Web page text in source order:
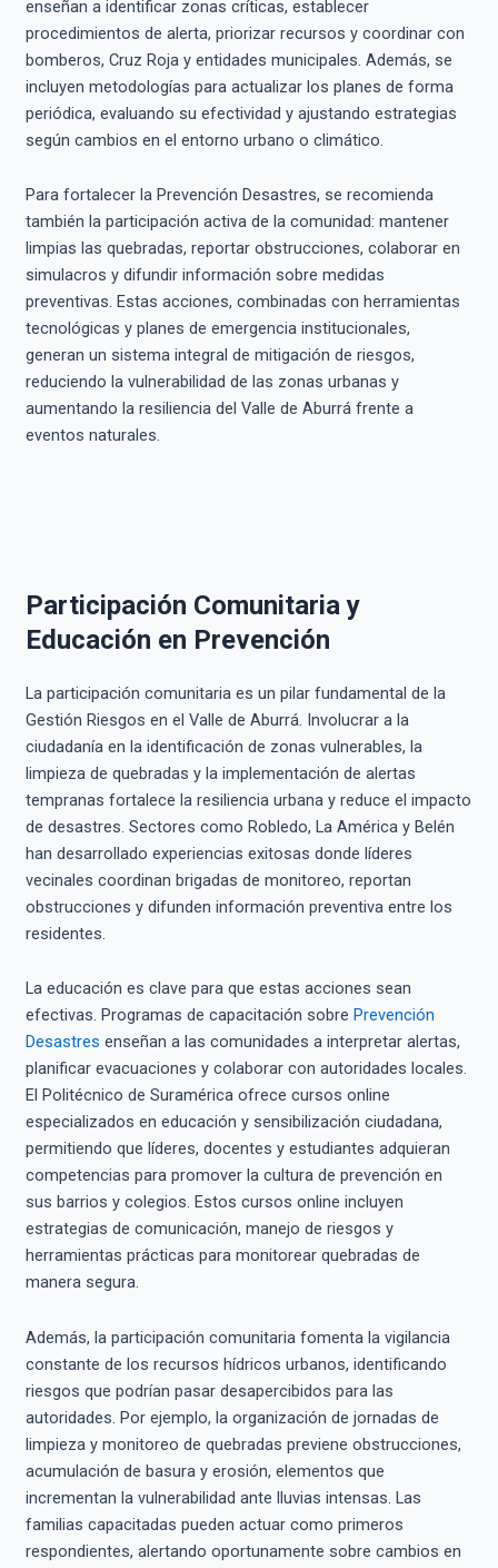
enseñan a identificar zonas críticas, establecer
procedimientos de alerta, priorizar recursos y coordinar con
bomberos, Cruz Roja y entidades municipales. Además, se
incluyen metodologías para actualizar los planes de forma
periódica, evaluando su efectividad y ajustando estrategias
según cambios en el entorno urbano o climático.
Para fortalecer la Prevención Desastres, se recomienda
también la participación activa de la comunidad: mantener
limpias las quebradas, reportar obstrucciones, colaborar en
simulacros y difundir información sobre medidas
preventivas. Estas acciones, combinadas con herramientas
tecnológicas y planes de emergencia institucionales,
generan un sistema integral de mitigación de riesgos,
reduciendo la vulnerabilidad de las zonas urbanas y
aumentando la resiliencia del Valle de Aburrá frente a
eventos naturales.
Participación Comunitaria y
Educación en Prevención
La participación comunitaria es un pilar fundamental de la
Gestión Riesgos en el Valle de Aburrá. Involucrar a la
ciudadanía en la identificación de zonas vulnerables, la
limpieza de quebradas y la implementación de alertas
tempranas fortalece la resiliencia urbana y reduce el impacto
de desastres. Sectores como Robledo, La América y Belén
han desarrollado experiencias exitosas donde líderes
vecinales coordinan brigadas de monitoreo, reportan
obstrucciones y difunden información preventiva entre los
residentes.
La educación es clave para que estas acciones sean
efectivas. Programas de capacitación sobre Prevención
Desastres enseñan a las comunidades a interpretar alertas,
planificar evacuaciones y colaborar con autoridades locales.
El Politécnico de Suramérica ofrece cursos online
especializados en educación y sensibilización ciudadana,
permitiendo que líderes, docentes y estudiantes adquieran
competencias para promover la cultura de prevención en
sus barrios y colegios. Estos cursos online incluyen
estrategias de comunicación, manejo de riesgos y
herramientas prácticas para monitorear quebradas de
manera segura.
Además, la participación comunitaria fomenta la vigilancia
constante de los recursos hídricos urbanos, identificando
riesgos que podrían pasar desapercibidos para las
autoridades. Por ejemplo, la organización de jornadas de
limpieza y monitoreo de quebradas previene obstrucciones,
acumulación de basura y erosión, elementos que
incrementan la vulnerabilidad ante lluvias intensas. Las
familias capacitadas pueden actuar como primeros
respondientes, alertando oportunamente sobre cambios en